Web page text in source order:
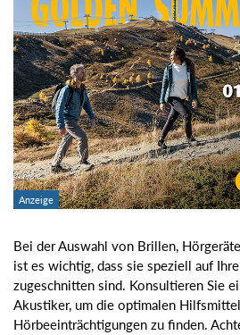
Bei der Auswahl von Brillen,
ist es wichtig, dass sie speziell auf
zugeschnitten sind. Konsultieren Sie
Akustiker, um die optimalen
Hörbeeinträchtigungen zu finden.